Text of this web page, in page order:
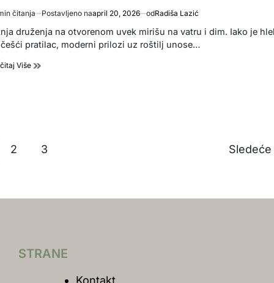
čitanja Postavljeno naapril 20, 2026 odRadiša Lazić
druženja na otvorenom uvek mirišu na vatru i dim. Iako je
pratilac, moderni prilozi uz roštilj unose…
Više
2 3 Sledeće
STRANE
Kontakt